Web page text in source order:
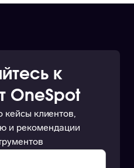
к
OneSpot
кейсы клиентов,
и рекомендации